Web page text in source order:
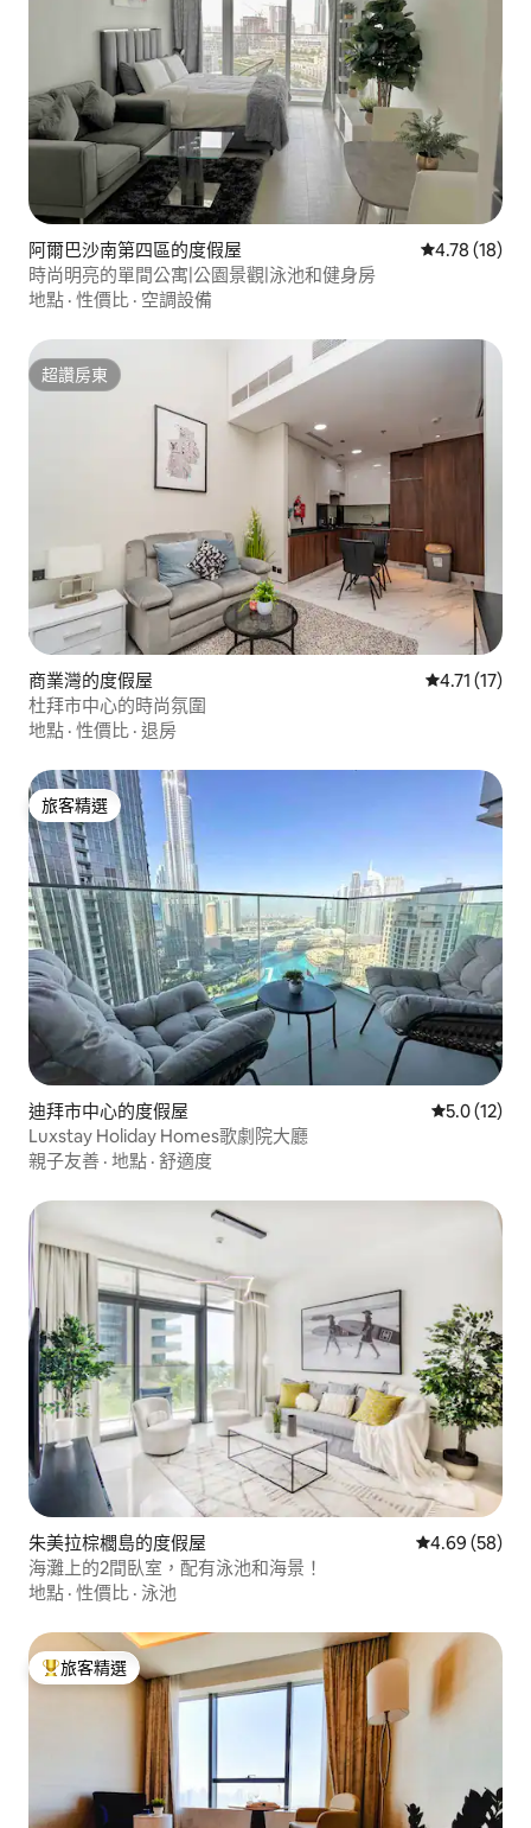
阿爾巴沙南第四區的度假屋 從 18 則評價
4.78 (18)
時尚明亮的單間公寓|公園景觀|泳池和健身房
地點 · 性價比 · 空調設備
超讚房東
超讚房東
商業灣的度假屋 從 17 則評價
4.71 (17)
杜拜市中心的時尚氛圍
地點 · 性價比 · 退房
旅客精選
旅客精選
迪拜市中心的度假屋 從 12 則評
5.0 (12)
Luxstay Holiday Homes歌劇院大廳
親子友善 · 地點 · 舒適度
朱美拉棕櫚島的度假屋 從 58 則評價
4.69 (58)
海灘上的2間臥室，配有泳池和海景！
地點 · 性價比 · 泳池
旅客精選榜首
旅客精選